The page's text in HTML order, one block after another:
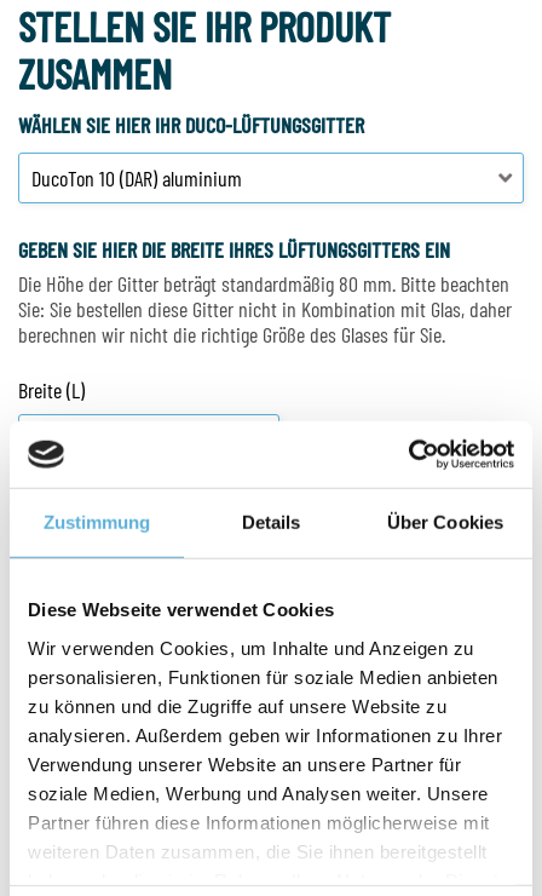
Zustimmung Details Über Cookies
Diese Webseite verwendet Cookies
Wir verwenden Cookies, um Inhalte und Anzeigen zu
personalisieren, Funktionen für soziale Medien anbieten
zu können und die Zugriffe auf unsere Website zu
analysieren. Außerdem geben wir Informationen zu Ihrer
Verwendung unserer Website an unsere Partner für
soziale Medien, Werbung und Analysen weiter. Unsere
Partner führen diese Informationen möglicherweise mit
weiteren Daten zusammen, die Sie ihnen bereitgestellt
STELLEN SIE IHR PRODUKT
ZUSAMMEN
WÄHLEN SIE HIER IHR DUCO-LÜFTUNGSGITTER
GEBEN SIE HIER DIE BREITE IHRES LÜFTUNGSGITTERS EIN
Die Höhe der Gitter beträgt standardmäßig 80 mm. Bitte beachten
Sie: Sie bestellen diese Gitter nicht in Kombination mit Glas, daher
berechnen wir nicht die richtige Größe des Glases für Sie.
Breite (L)
WÄHLEN SIE DIE BREITE IHRER GLASRINNE
STANGENKONTROLLROST
Keine
Stangenbedienung für Gitter
U-GUMMIGITTER